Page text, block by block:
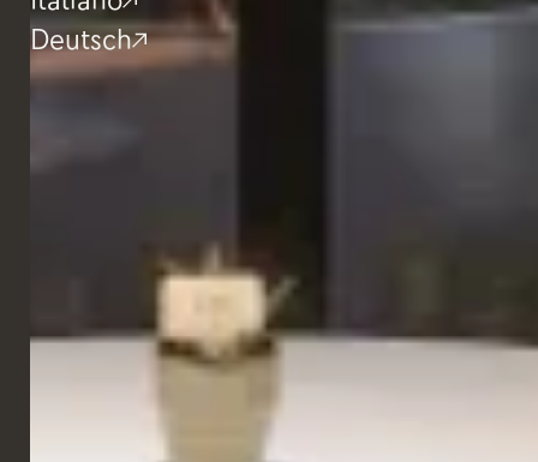
Deutsch